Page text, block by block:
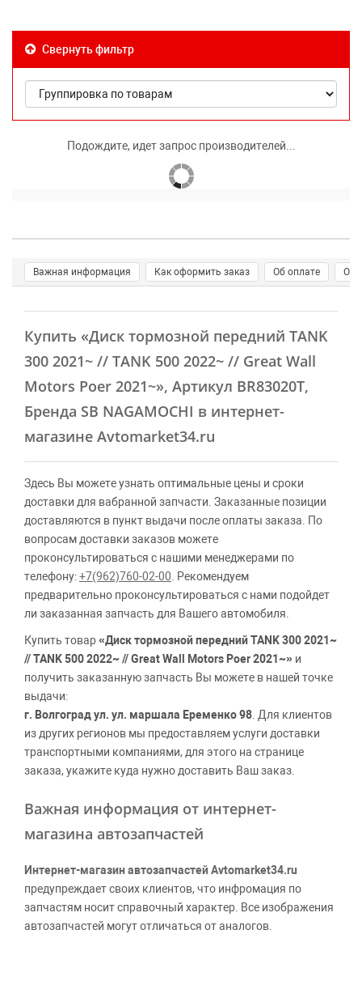
Свернуть фильтр
Подождите, идет запрос производителей...
Важная информация Как оформить заказ Об оплате О
Купить «Диск тормозной передний TANK
300 2021~ // TANK 500 2022~ // Great Wall
Motors Poer 2021~», Артикул BR83020T,
Бренда SB NAGAMOCHI в интернет-
магазине Avtomarket34.ru
Здесь Вы можете узнать оптимальные цены и сроки
доставки для вабранной запчасти. Заказанные позиции
доставляются в пункт выдачи после оплаты заказа. По
вопросам доставки заказов можете
проконсультироваться с нашими менеджерами по
телефону:+7(962)760-02-00 . Рекомендуем
предварительно проконсультироваться с нами подойдет
ли заказанная запчасть для Вашего автомобиля.
Купить товар«Диск тормозной передний TANK 300 2021~
// TANK 500 2022~ // Great Wall Motors Poer 2021~» и
получить заказанную запчасть Вы можете в нашей точке
выдачи:
г. Волгоград ул. ул. маршала Еременко 98 . Для клиентов
из других регионов мы предоставляем услуги доставки
транспортными компаниями, для этого на странице
заказа, укажите куда нужно доставить Ваш заказ.
Важная информация от интернет-
магазина автозапчастей
Интернет-магазин автозапчастей Avtomarket34.ru
предупреждает своих клиентов, что инфромация по
запчастям носит справочный характер. Все изображения
автозапчастей могут отличаться от аналогов.